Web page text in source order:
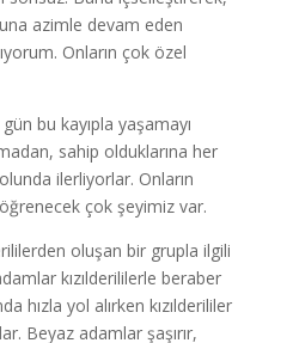
azimle devam eden
Onların çok özel
bu kayıpla yaşamayı
sahip olduklarına her
ilerliyorlar. Onların
çok şeyimiz var.
oluşan bir grupla ilgili
kızılderililerle beraber
hızla yol alırken kızılderililer
Beyaz adamlar şaşırır,